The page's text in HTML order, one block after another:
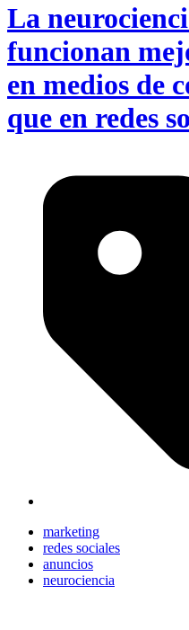
La
funcionan
en medios de
que en redes
marketing
redes sociales
anuncios
neurociencia